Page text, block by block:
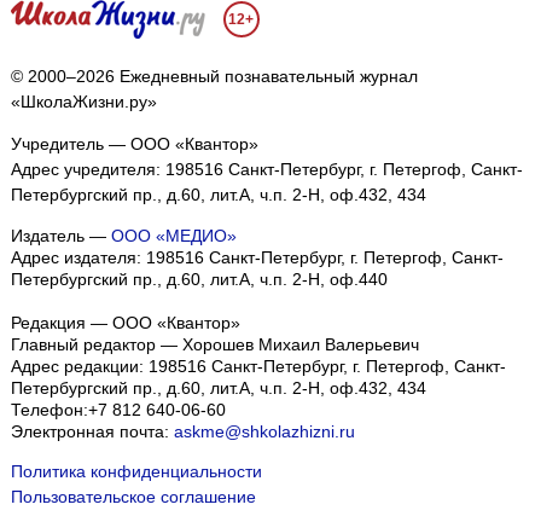
12+
© 2000–2026 Ежедневный познавательный журнал
«ШколаЖизни.ру»
Учредитель — ООО «Квантор»
Адрес учредителя: 198516 Санкт-Петербург, г. Петергоф, Санкт-
Петербургский пр., д.60, лит.А, ч.п. 2-Н, оф.432, 434
Издатель — ООО «МЕДИО»
Адрес издателя: 198516 Санкт-Петербург, г. Петергоф, Санкт-
Петербургский пр., д.60, лит.А, ч.п. 2-Н, оф.440
Редакция — ООО «Квантор»
Главный редактор — Хорошев Михаил Валерьевич
Адрес редакции: 198516 Санкт-Петербург, г. Петергоф Санкт-
Петербургский пр., д.60, лит.А, ч.п. 2-Н, оф.432, 434
Телефон:+7 812 640-06-60
Электронная почта: askme@shkolazhizni.ru
Политика конфиденциальности
Пользовательское соглашение